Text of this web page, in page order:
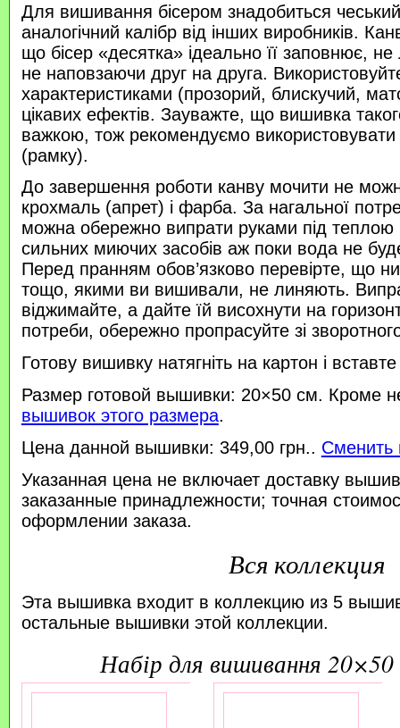
Для вишивання бісером знадобиться
аналогічний калібр від інших виробників.
що бісер «десятка» ідеально її заповнює,
не наповзаючи друг на друга.
характеристиками (прозорий, блискучий,
цікавих ефектів. Зауважте, що вишивка
важкою, тож рекомендуємо
(рамку).
До завершення роботи канву мочити не
крохмаль (апрет) і фарба. За нагальної
можна обережно випрати руками під
сильних миючих засобів аж поки вода не
Перед пранням обов’язково перевірте, що
тощо, якими ви вишивали, не линяють.
віджимайте, а дайте їй висохнути на
потреби, обережно пропрасуйте зі
Готову вишивку натягніть на картон і
Размер готовой вышивки: 20×50 см. Кроме
вышивок этого размера.
Цена данной вышивки: 349,00 грн.. Сменить
Указанная цена не включает доставку
заказанные принадлежности; точная
оформлении заказа.
Вся коллекция
Эта вышивка входит в коллекцию из 5
остальные вышивки этой коллекции.
набір для вишивання 20×50